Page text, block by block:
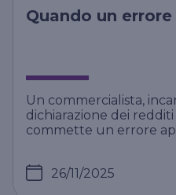
Quando un
Un commercialista,
dichiarazione dei
commette un errore
26/11/2025